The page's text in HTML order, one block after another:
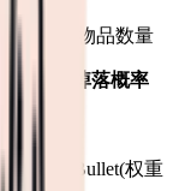
的所有物品数量
物品的掉落概率
重 8)、Bullet(权重